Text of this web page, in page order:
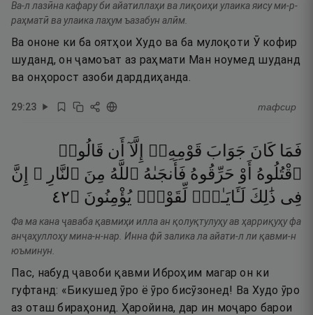
Ва-л лазӣна кафару би айатиллаҳи ва лиқоиҳи улаика яису ми-р-
раҳматӣ ва улаика лаҳум ъазабун алӣм.
Ва ононе ки ба оятҳои Худо ва ба мулоқоти Ӯ кофир
шуданд, он ҷамоъат аз раҳмати Ман ноумед шуданд
ва онҳорост азоби дарддиҳанда.
29:23 тафсир
فَمَا كَانَ جَوَابَ قَوْمِهِۦٓ إِلَّآ أَن قَالُوا۟
ٱقْتُلُوهُ
أَوْ حَرِّقُوهُ فَأَنجَىٰهُ ٱللَّهُ مِنَ ٱلنَّارِ ۚ
إِنَّ
فِى ذَٰلِكَ لَـَٔايَـٰتٍۢ لِّقَوْمٍۢ يُؤْمِنُونَ ۝٢٤
Фа ма кана ҷаваба қавмиҳи илла ан қолуқтулуҳу ав ҳарриқуҳу фа
анҷаҳуллоҳу мина-н-нар. Инна фӣ залика ла айати-л ли қавми-н
юъминун.
Пас, набуд ҷавоби қавми Иброҳим магар он ки
гуфтанд: «Бикушед ӯро ё ӯро бисӯзонед! Ва Худо ӯро
аз оташ бираҳонид. Ҳаройина, дар ин моҷаро барои